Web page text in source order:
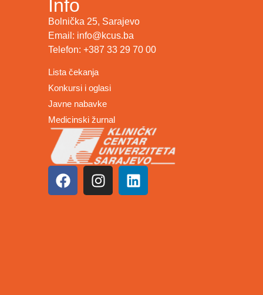
Info
Bolnička 25, Sarajevo
Email: info@kcus.ba
Telefon: +387 33 29 70 00
Lista čekanja
Konkursi i oglasi
Javne nabavke
Medicinski žurnal